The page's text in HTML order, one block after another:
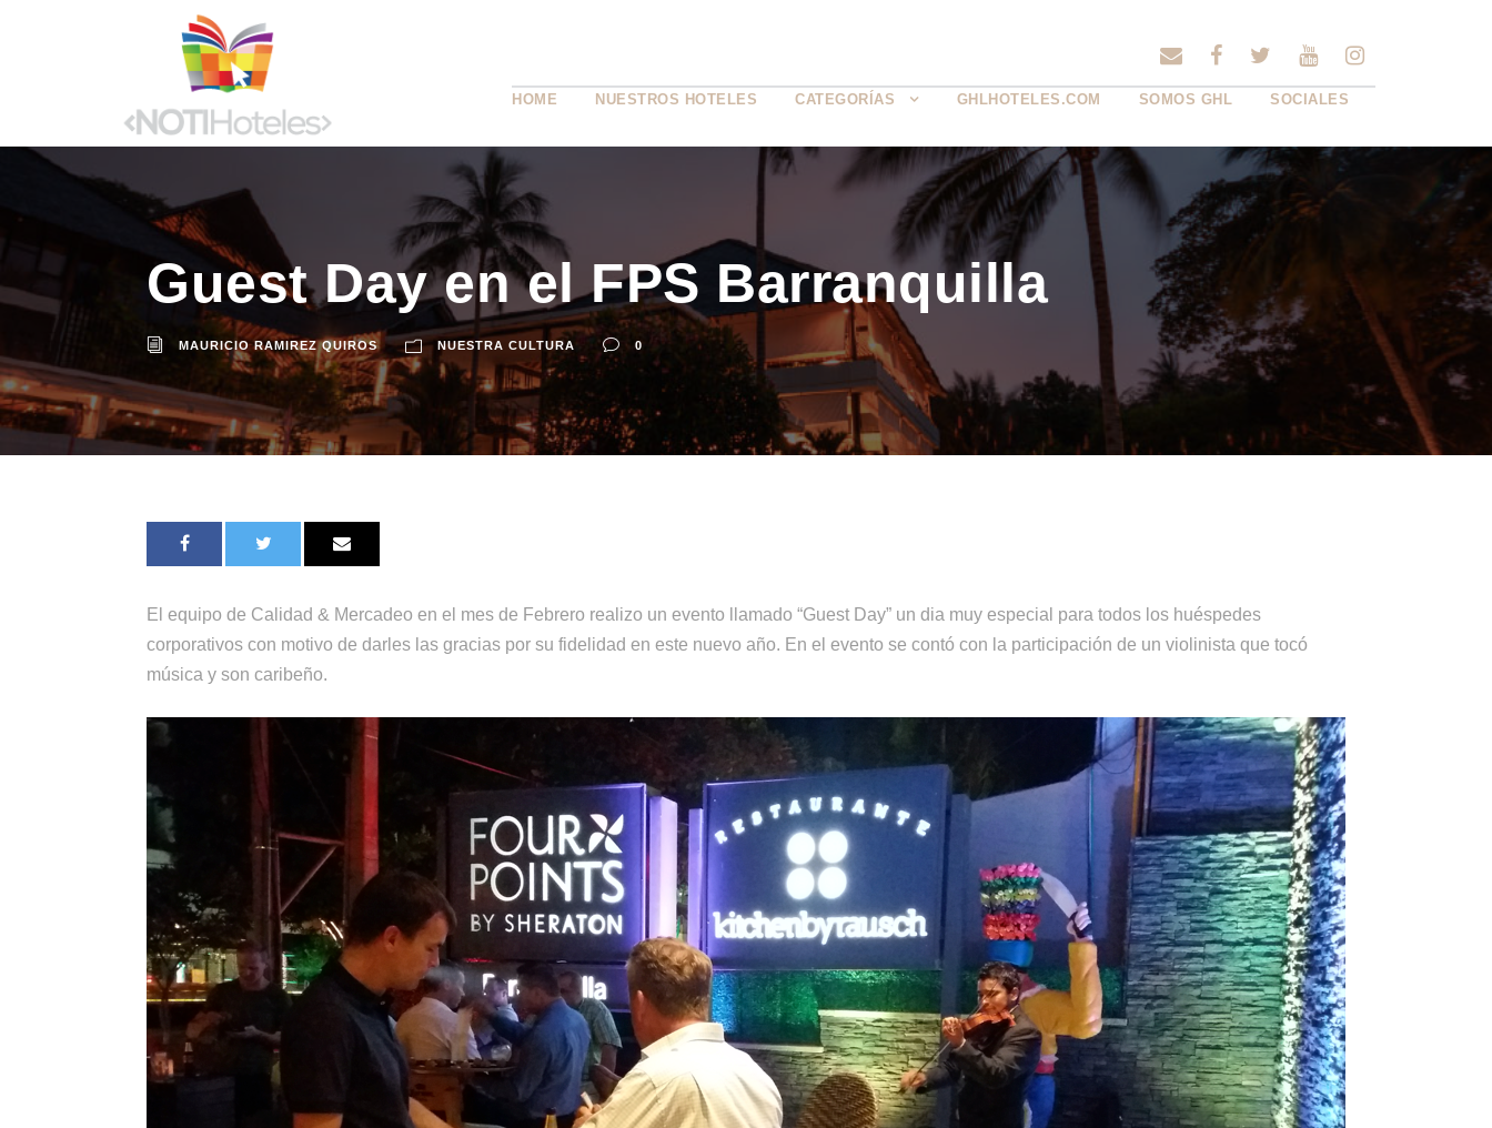
HOME NUESTROS HOTELES CATEGORÍAS GHLHOTELES.COM SOMOS GHL SOCIALES
Guest Day en el FPS Barranquilla
MAURICIO RAMIREZ QUIROS NUESTRA CULTURA 0
El equipo de Calidad & Mercadeo en el mes de Febrero realizo un evento llamado “Guest Day” un dia muy especial para todos los huéspedes
corporativos con motivo de darles las gracias por su fidelidad en este nuevo año. En el evento se contó con la participación de un violinista que tocó
música y son caribeño.